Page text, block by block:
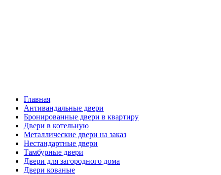
Главная
Антивандальные двери
Бронированные двери в квартиру
Двери в котельную
Металлические двери на заказ
Нестандартные двери
Тамбурные двери
Двери для загородного дома
Двери кованые